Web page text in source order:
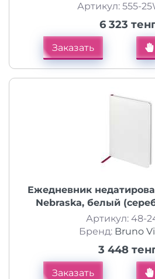
Артикул: 555-
6 323
Заказать
Ежедневник
Nebraska, белый
Артикул: 48-
Бренд: Bruno
3 448
Заказать